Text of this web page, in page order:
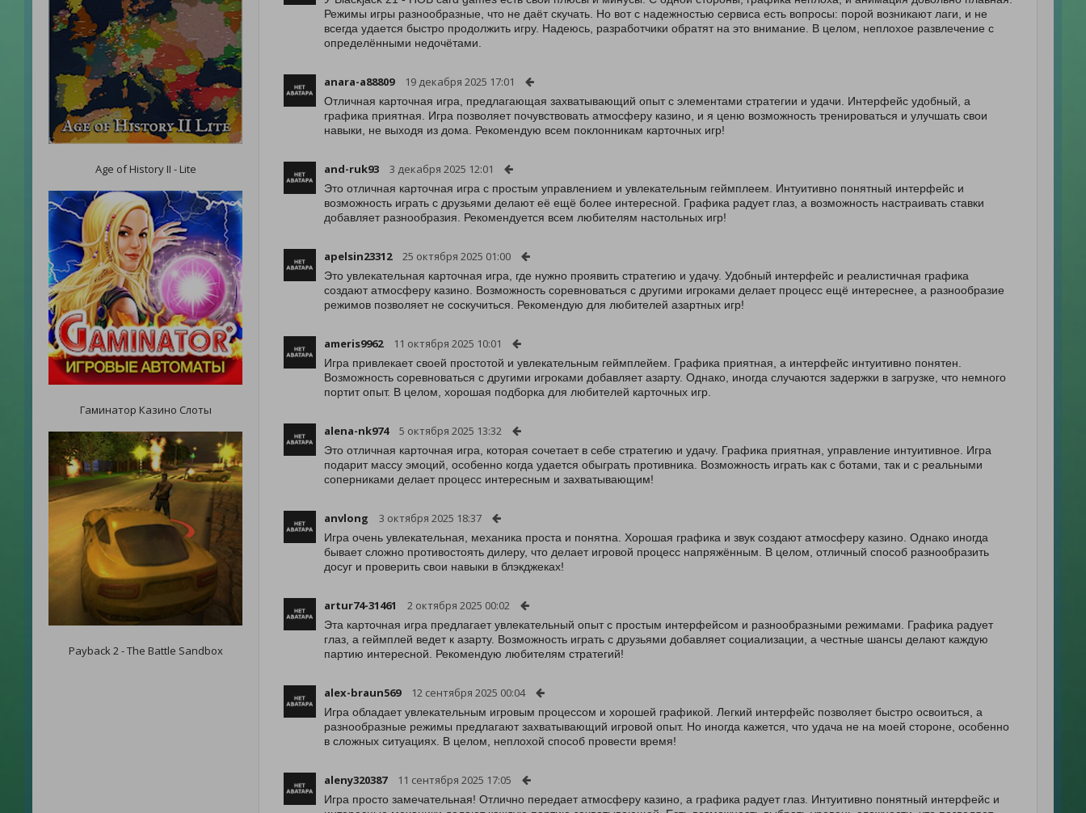
Age of History II - Lite
Гаминатор Казино Слоты
Payback 2 - The Battle Sandbox
Режимы игры разнообразные, что не даёт скучать. Но вот с надежностью сервиса есть вопросы: порой возникают лаги, и не
всегда удается быстро продолжить игру. Надеюсь, разработчики обратят на это внимание. В целом, неплохое развлечение с
определёнными недочётами.
anara-a88809 19 декабря 2025 17:01
Отличная карточная игра, предлагающая захватывающий опыт с элементами стратегии и удачи. Интерфейс удобный, а
графика приятная. Игра позволяет почувствовать атмосферу казино, и я ценю возможность тренироваться и улучшать свои
навыки, не выходя из дома. Рекомендую всем поклонникам карточных игр!
and-ruk93 3 декабря 2025 12:01
Это отличная карточная игра с простым управлением и увлекательным геймплеем. Интуитивно понятный интерфейс и
возможность играть с друзьями делают её ещё более интересной. Графика радует глаз, а возможность настраивать ставки
добавляет разнообразия. Рекомендуется всем любителям настольных игр!
apelsin23312 25 октября 2025 01:00
Это увлекательная карточная игра, где нужно проявить стратегию и удачу. Удобный интерфейс и реалистичная графика
создают атмосферу казино. Возможность соревноваться с другими игроками делает процесс ещё интереснее, а разнообразие
режимов позволяет не соскучиться. Рекомендую для любителей азартных игр!
ameris9962 11 октября 2025 10:01
Игра привлекает своей простотой и увлекательным геймплейем. Графика приятная, а интерфейс интуитивно понятен.
Возможность соревноваться с другими игроками добавляет азарту. Однако, иногда случаются задержки в загрузке, что немного
портит опыт. В целом, хорошая подборка для любителей карточных игр.
alena-nk974 5 октября 2025 13:32
Это отличная карточная игра, которая сочетает в себе стратегию и удачу. Графика приятная, управление интуитивное. Игра
подарит массу эмоций, особенно когда удается обыграть противника. Возможность играть как с ботами, так и с реальными
соперниками делает процесс интересным и захватывающим!
anvlong 3 октября 2025 18:37
Игра очень увлекательная, механика проста и понятна. Хорошая графика и звук создают атмосферу казино. Однако иногда
бывает сложно противостоять дилеру, что делает игровой процесс напряжённым. В целом, отличный способ разнообразить
досуг и проверить свои навыки в блэкджеках!
artur74-31461 2 октября 2025 00:02
Эта карточная игра предлагает увлекательный опыт с простым интерфейсом и разнообразными режимами. Графика радует
глаз, а геймплей ведет к азарту. Возможность играть с друзьями добавляет социализации, а честные шансы делают каждую
партию интересной. Рекомендую любителям стратегий!
alex-braun569 12 сентября 2025 00:04
Игра обладает увлекательным игровым процессом и хорошей графикой. Легкий интерфейс позволяет быстро освоиться, а
разнообразные режимы предлагают захватывающий игровой опыт. Но иногда кажется, что удача не на моей стороне, особенно
в сложных ситуациях. В целом, неплохой способ провести время!
aleny320387 11 сентября 2025 17:05
Игра просто замечательная! Отлично передает атмосферу казино, а графика радует глаз. Интуитивно понятный интерфейс и